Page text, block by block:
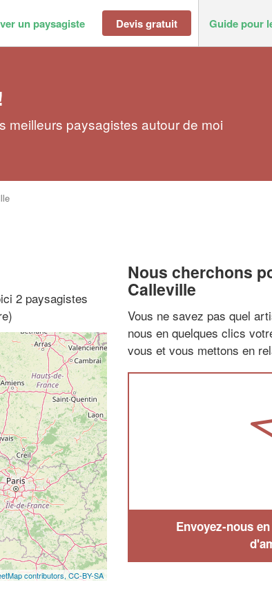
un paysagiste Devis gratuit Guide pour
meilleurs paysagistes autour de moi
2 paysagistes
contributors, CC-BY-SA
Nous cherchons
Calleville
Vous ne savez pas quel
nous en quelques clics
vous et vous mettons en
Envoyez-nous